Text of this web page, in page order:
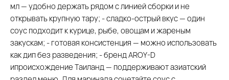
мл — удобно держать рядом с линией сборки и не
открывать крупную тару; - сладко-острый вкус — один
соус подходит к курице, рыбе, овощам и жареным
закускам; - готовая консистенция — можно использовать
как дип без разведения; - бренд AROY-D
ипроисхождение Таиланд — поддерживают азиатский